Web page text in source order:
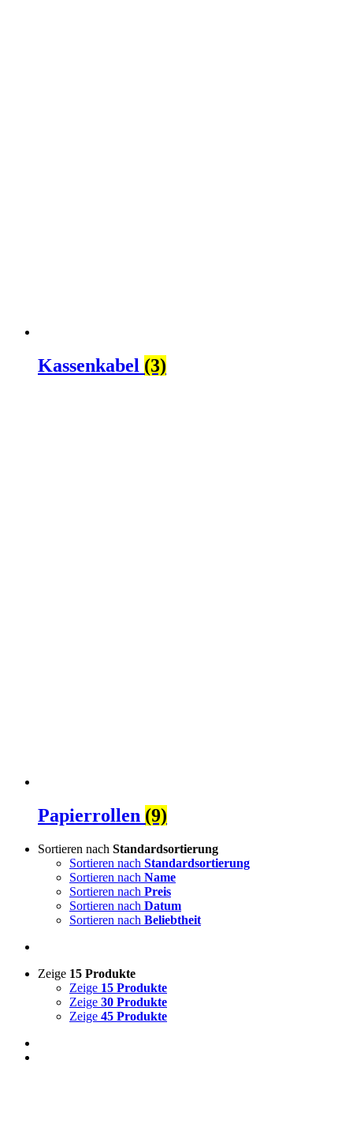
Kassenkabel (3)
Papierrollen (9)
Sortieren nach Standardsortierung
Sortieren nach Standardsortierung
Sortieren nach Name
Sortieren nach Preis
Sortieren nach Datum
Sortieren nach Beliebtheit
Zeige 15 Produkte
Zeige 15 Produkte
Zeige 30 Produkte
Zeige 45 Produkte